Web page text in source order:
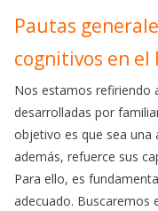
Pautas
cognitivos en el
Nos estamos refiriendo
desarrolladas por
objetivo es que sea
además, refuerce sus
Para ello, es
adecuado. Buscaremos